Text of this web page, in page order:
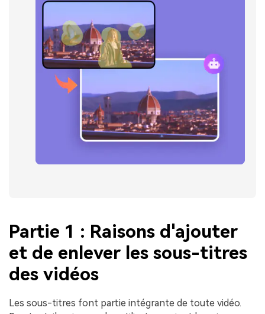
Partie 1 : Raisons d'ajouter
et de enlever les sous-titres
des vidéos
Les sous-titres font partie intégrante de toute vidéo.